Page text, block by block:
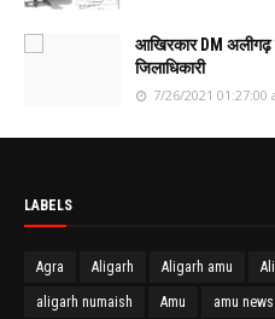
आखिरकार DM अलीगढ़
जिलाधिकारी
7/26/2021 01:27:00
LABELS
Agra Aligarh Aligarh amu
aligarh numaish Amu amu news